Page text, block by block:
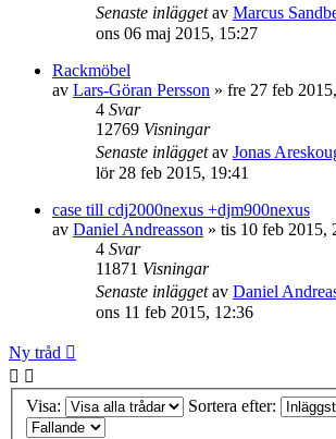
Senaste inläggetav Marcus
ons 06 maj 2015, 15:27
Rackmöbel
av Lars-Göran Persson » fre 27 feb
4 Svar
12769 Visningar
Senaste inläggetav Jonas
lör 28 feb 2015, 19:41
case till cdj2000nexus +djm900nexus
av Daniel Andreasson » tis 10 feb 2015,
4 Svar
11871 Visningar
Senaste inläggetav Daniel
ons 11 feb 2015, 12:36
Ny tråd
Visa: Sortera efter: